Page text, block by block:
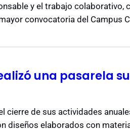
y el trabajo colaborativo,
convocatoria del Campus
una pasarela
cierre de sus actividades
diseños elaborados con